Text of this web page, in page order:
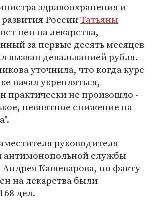
здравоохранения и
РоссииТатьяны
цен на лекарства,
за первые десять месяцев
вызван девальвацией рубля.
уточнила, что когда курс
начал укрепляться,
практически не произошло -
невнятное снижение на
руководителя
антимонопольной службы
Кашеварова, по факту
на лекарства были
дел.